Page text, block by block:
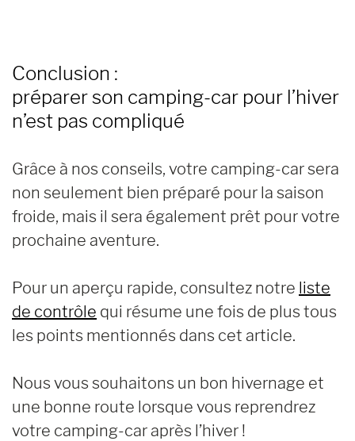
Conclusion :
préparer son camping-car pour l’hiver
n’est pas compliqué
Grâce à nos conseils, votre camping-car sera
non seulement bien préparé pour la saison
froide, mais il sera également prêt pour votre
prochaine aventure.
Pour un aperçu rapide, consultez notre liste
de contrôle qui résume une fois de plus tous
les points mentionnés dans cet article.
Nous vous souhaitons un bon hivernage et
une bonne route lorsque vous reprendrez
votre camping-car après l’hiver !